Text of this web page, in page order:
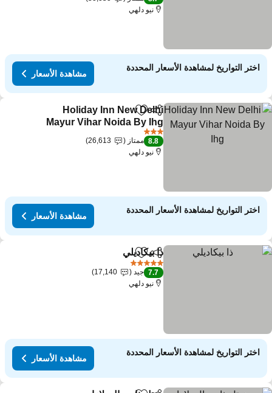
نيو دلهي
اختر التواريخ لمشاهدة الأسعار المحددة
مشاهدة الأسعار
مشاركةAdd to favorites
Holiday Inn New Delhi
Mayur Vihar Noida By Ihg
8.8 ممتاز
26,613
نيو دلهي
اختر التواريخ لمشاهدة الأسعار المحددة
مشاهدة الأسعار
مشاركةAdd to favorites
ذا بيكاديلي
7.7 جيد
17,140
نيو دلهي
اختر التواريخ لمشاهدة الأسعار المحددة
مشاهدة الأسعار